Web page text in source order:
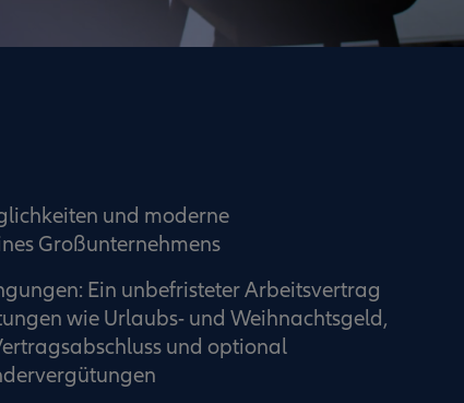
und moderne
Großunternehmens
Ein unbefristeter Arbeitsvertrag
wie Urlaubs- und Weihnachtsgeld,
und optional